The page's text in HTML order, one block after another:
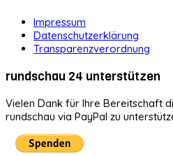
Impressum
Datenschutzerklärung
Transparenzverordnung
rundschau 24 unterstützen
Vielen Dank für Ihre Bereitschaft
rundschau via PayPal zu